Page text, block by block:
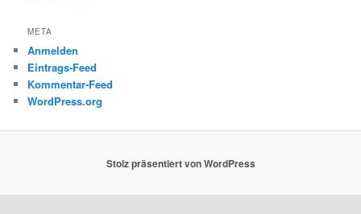
META
Anmelden
Eintrags-Feed
Kommentar-Feed
WordPress.org
Stolz präsentiert von WordPress